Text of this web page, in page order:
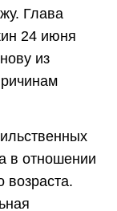
Глава
24 июня
из
в отношении
возраста.